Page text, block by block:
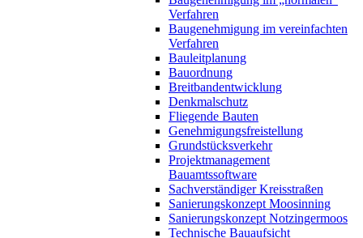
Verfahren
Baugenehmigung im vereinfachten
Verfahren
Bauleitplanung
Bauordnung
Breitbandentwicklung
Denkmalschutz
Fliegende Bauten
Genehmigungsfreistellung
Grundstücksverkehr
Projektmanagement
Bauamtssoftware
Sachverständiger Kreisstraßen
Sanierungskonzept Moosinning
Sanierungskonzept Notzingermoos
Technische Bauaufsicht